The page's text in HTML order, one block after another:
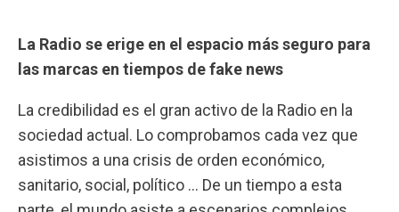
La Radio se erige en el espacio más seguro para
las marcas en tiempos de fake news
La credibilidad es el gran activo de la Radio en la
sociedad actual. Lo comprobamos cada vez que
asistimos a una crisis de orden económico,
sanitario, social, político … De un tiempo a esta